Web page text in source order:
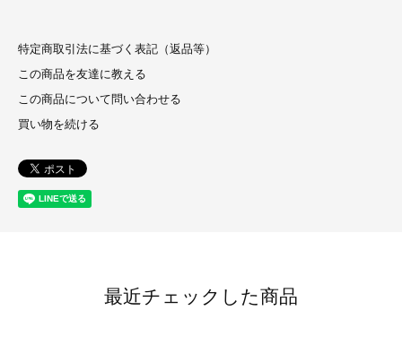
特定商取引法に基づく表記（返品等）
この商品を友達に教える
この商品について問い合わせる
買い物を続ける
最近チェックした商品